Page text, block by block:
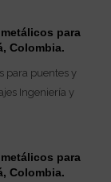
para
Colombia.
para
Colombia.